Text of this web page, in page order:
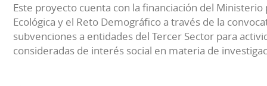
Este proyecto cuenta con la financiación del Ministerio
Ecológica y el Reto Demográfico a través de la
subvenciones a entidades del Tercer Sector para
consideradas de interés social en materia de